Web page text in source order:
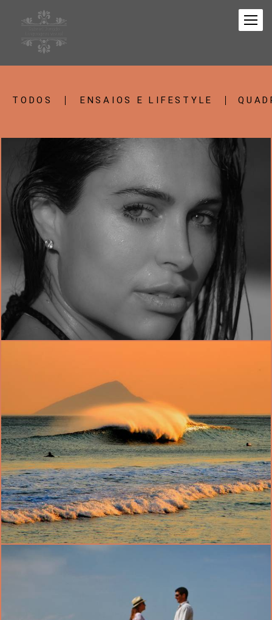
TODOS ENSAIOS E LIFESTYLE
89
1765 18